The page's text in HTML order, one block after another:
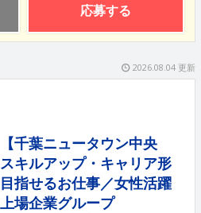
応募する
2026.08.04 更新
【千葉ニュータウン中央
キルアップ・キャリア形
指せるお仕事／女性活躍
場企業グループ